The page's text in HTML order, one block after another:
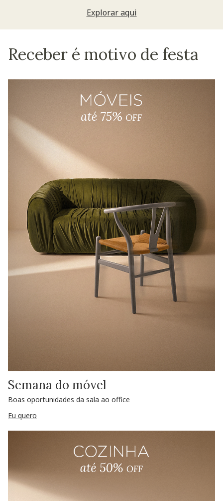
Explorar aqui
Receber é motivo de festa
Semana do móvel
Boas oportunidades da sala ao office
Eu quero